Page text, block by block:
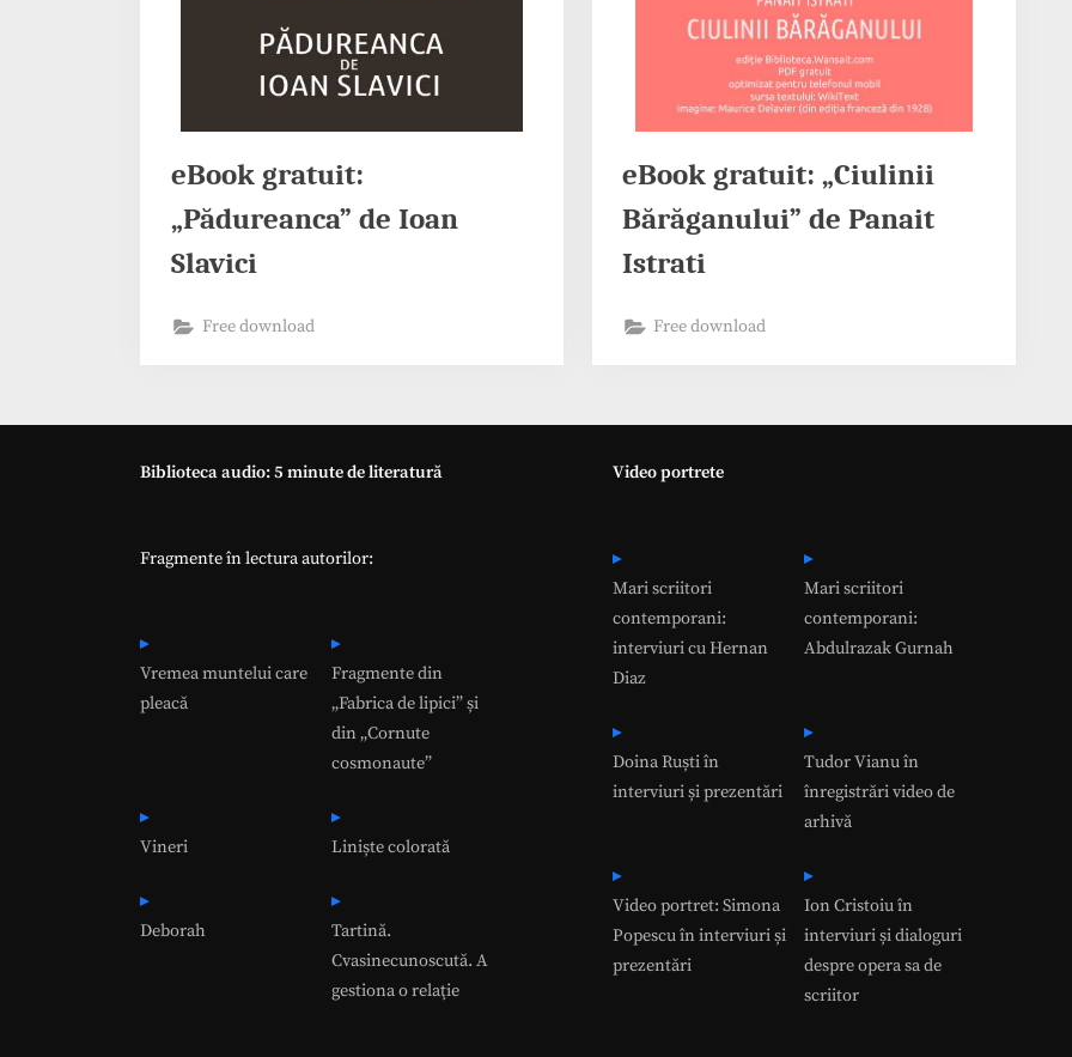
eBook gratuit:
„Pădureanca” de Ioan
Slavici
Free download
eBook gratuit: „Ciulinii
Bărăganului” de Panait
Istrati
Free download
Biblioteca audio: 5 minute de literatură
Fragmente în lectura autorilor:
Vremea muntelui care
pleacă
Fragmente din
„Fabrica de lipici” și
din „Cornute
cosmonaute”
Vineri Liniște colorată
Deborah
Tartină.
Cvasinecunoscută. A
gestiona o relaţie
Video portrete
Mari scriitori
contemporani:
interviuri cu Hernan
Diaz
Mari scriitori
contemporani:
Abdulrazak Gurnah
Doina Ruști în
interviuri și prezentări
Tudor Vianu în
înregistrări video de
arhivă
Video portret: Simona
Popescu în interviuri și
prezentări
Ion Cristoiu în
interviuri și dialoguri
despre opera sa de
scriitor